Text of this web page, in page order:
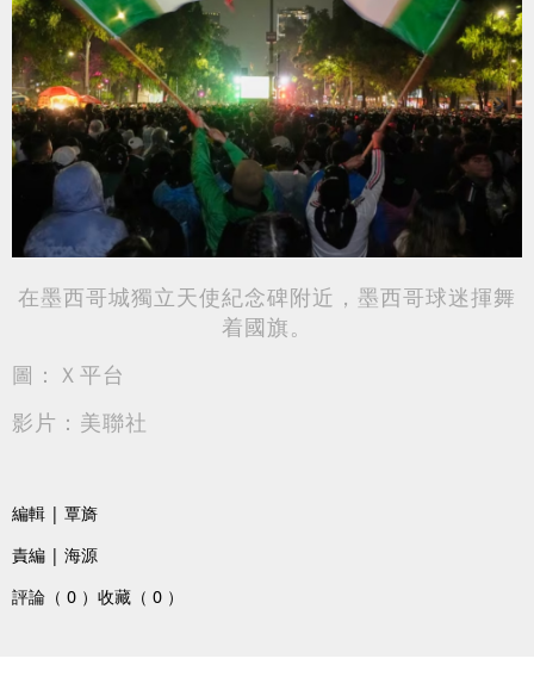
在墨西哥城獨立天使紀念碑附近，墨西哥球迷揮舞
着國旗。
圖：Ｘ平台
影片：美聯社
編輯 | 覃旖
責編 | 海源
評論（ 0 ） 收藏（ 0 ）